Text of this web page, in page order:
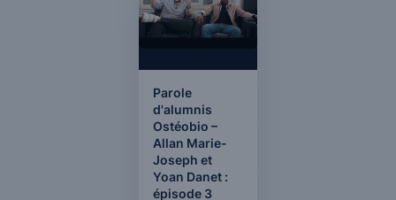
Parole
d'alumnis
Ostéobio –
Allan Marie-
Joseph et
Yoan Danet :
épisode 3